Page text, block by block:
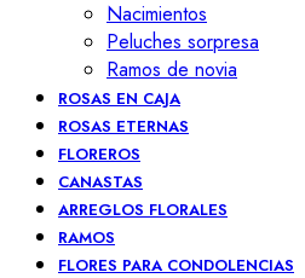
Nacimientos
Peluches sorpresa
Ramos de novia
ROSAS EN CAJA
ROSAS ETERNAS
FLOREROS
CANASTAS
ARREGLOS FLORALES
RAMOS
FLORES PARA CONDOLENCIAS